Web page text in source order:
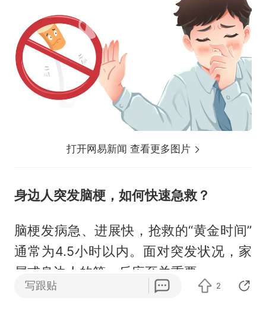
打开网易新闻 查看更多图片
身边人突发脑梗，如何快速急救？
脑梗发病急、进展快，抢救的“黄金时间”
通常为4.5小时以内。面对突发状况，家
属或身边人的第一反应至关重要。
写跟贴 2